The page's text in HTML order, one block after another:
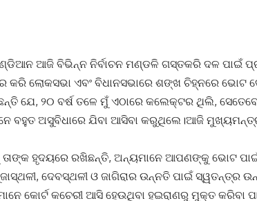
ଆଜି ବିଭିନ୍ନ ନିର୍ବାଚନ ମଣ୍ଡଳି ଗସ୍ତକରି ଦଳ ପାଇଁ
ଲୋକସଭା ଏବଂ ବିଧାନସଭାରେ ଶଙ୍ଖ ଚିହ୍ନରେ ଭୋଟ
ଯେ, ୨୦ ବର୍ଷ ତଳେ ମୁଁ ଏଠାରେ କଲେକ୍ଟର ଥିଲି,
ବହୁତ ଅସୁବିଧାରେ ଯିବା ଆସିବା କରୁଥିଲେ।ଆଜି
ହୃଦୟରେ ରଖିଛନ୍ତି, ଅନ୍ୟମାନେ ଆପଣଙ୍କୁ ଭୋଟ
ଦେବସ୍ଥଳୀ ଓ ଜାଗିରାର ଉନ୍ନତି ପାଇଁ ସ୍ୱତନ୍ତ୍ର
କୋର୍ଟ କଚେରୀ ଆସି ହେଉଥିବା ହଇରାଣରୁ ମୁକ୍ତ କରିବା